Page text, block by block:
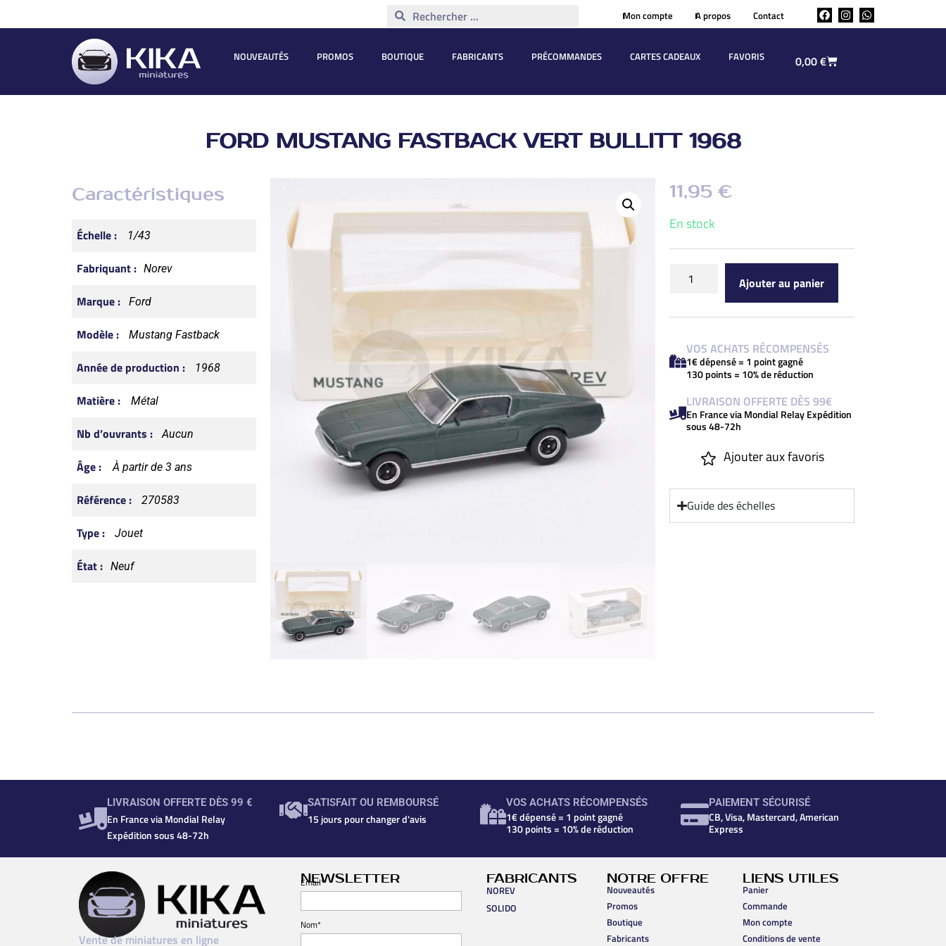
Mon compte A propos Contact
NOUVEAUTÉS PROMOS BOUTIQUE FABRICANTS PRÉCOMMANDES CARTES CADEAUX FAVORIS 0,00€
FORD MUSTANG FASTBACK VERT BULLITT 1968
Caractéristiques
Échelle : 1/43
Fabriquant : Norev
Marque : Ford
Modèle : Mustang Fastback
Année de production : 1968
Matière : Métal
Nb d’ouvrants : Aucun
Âge : À partir de 3 ans
Référence : 270583
Type : Jouet
État : Neuf
11,95€
En stock
Ajouter au panier
VOS ACHATS RÉCOMPENSÉS
1€ dépensé = 1 point gagné
130 points = 10% de réduction
LIVRAISON OFFERTE DÈS 99€
En France via Mondial Relay Expédition
sous 48-72h
Ajouter aux favoris
Guide des échelles
LIVRAISON OFFERTE DÈS 99 €
En France via Mondial Relay
Expédition sous 48-72h
SATISFAIT OU REMBOURSÉ
15 jours pour changer d'avis
VOS ACHATS RÉCOMPENSÉS
1€ dépensé = 1 point gagné
130 points = 10% de réduction
PAIEMENT SÉCURISÉ
CB, Visa, Mastercard, American
Express
Vente de miniatures en ligne
NEWSLETTER
Email*
Nom*
FABRICANTS
NOREV
SOLIDO
NOTRE OFFRE
Nouveautés
Promos
Boutique
Fabricants
LIENS UTILES
Panier
Commande
Mon compte
Conditions de vente